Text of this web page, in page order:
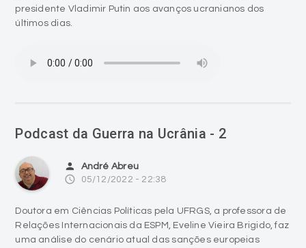
presidente Vladimir Putin aos avanços ucranianos dos
últimos dias.
Podcast da Guerra na Ucrânia - 2
person André Abreu
access_time 05/12/2022 - 22:38
Doutora em Ciências Políticas pela UFRGS, a professora de
Relações Internacionais da ESPM, Eveline Vieira Brigido, faz
uma análise do cenário atual das sanções europeias